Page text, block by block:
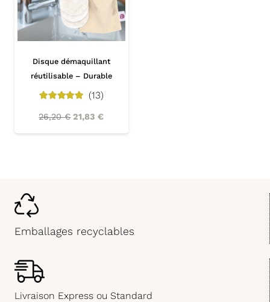
Disque démaquillant
réutilisable – Durable
(13)
26,20€ 21,83€
Emballages recyclables
Livraison Express ou Standard